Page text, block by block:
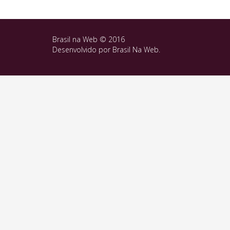
Brasil na Web © 2016
Desenvolvido por Brasil Na Web.